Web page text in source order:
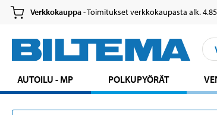
Verkkokauppa- Toimitukset verkkokaupasta alk.
AUTOILU - MP POLKUPYÖRÄT